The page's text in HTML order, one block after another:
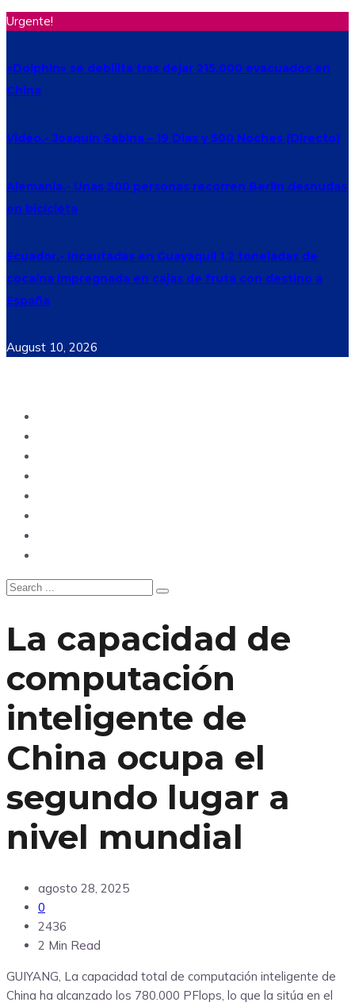
Urgente!
«Dolphin» se debilita tras dejar 215.000 evacuados en
China
Video.- Joaquín Sabina – 19 Dias y 500 Noches (Directo)
Alemania.- Unas 500 personas recorren Berlín desnudas
en bicicleta
Ecuador.- Incautadas en Guayaquil 1,2 toneladas de
cocaína impregnada en cajas de fruta con destino a
España
August 10, 2026
La capacidad de
computación
inteligente de
China ocupa el
segundo lugar a
nivel mundial
agosto 28, 2025
0
2436
2 Min Read
GUIYANG, La capacidad total de computación inteligente de
China ha alcanzado los 780.000 PFlops, lo que la sitúa en el